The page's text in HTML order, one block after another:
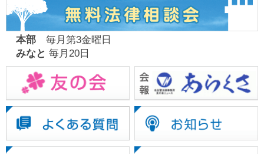
本部毎月第3金曜日
みなと 毎月20日